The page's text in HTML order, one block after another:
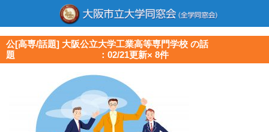
公[高専/話題] 大阪公立大学工業高等専門学校 の話
題 ：02/21更新× 8件